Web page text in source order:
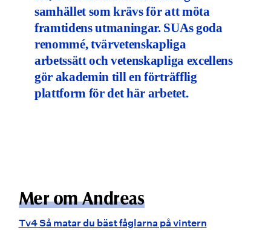
samhället som krävs för att möta
framtidens utmaningar. SUAs goda
renommé, tvärvetenskapliga
arbetssätt och vetenskapliga excellens
gör akademin till en förträfflig
plattform för det här arbetet.
Mer om Andreas
Tv4 Så matar du bäst fåglarna på vintern